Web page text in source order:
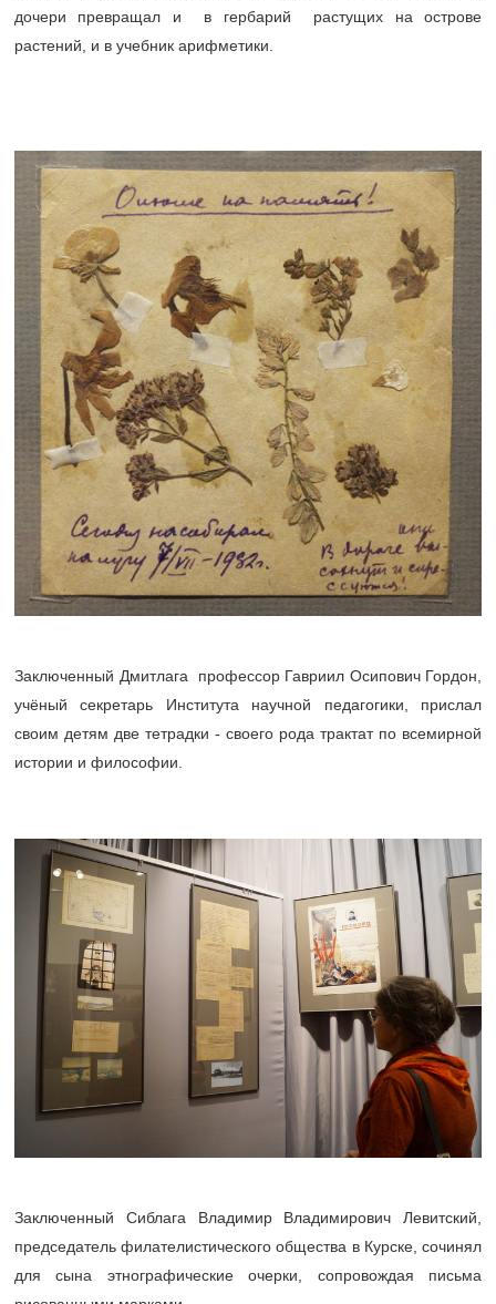
дочери превращал и в гербарий растущих на острове
растений, и в учебник арифметики.
Заключенный Дмитлага профессор Гавриил Осипович Гордон,
учёный секретарь Института научной педагогики, прислал
своим детям две тетрадки - своего рода трактат по всемирной
истории и философии.
Заключенный Сиблага Владимир Владимирович Левитский,
председатель филателистического общества в Курске, сочинял
для сына этнографические очерки, сопровождая письма